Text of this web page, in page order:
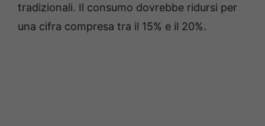
tradizionali. Il consumo dovrebbe ridursi per
una cifra compresa tra il 15% e il 20%.